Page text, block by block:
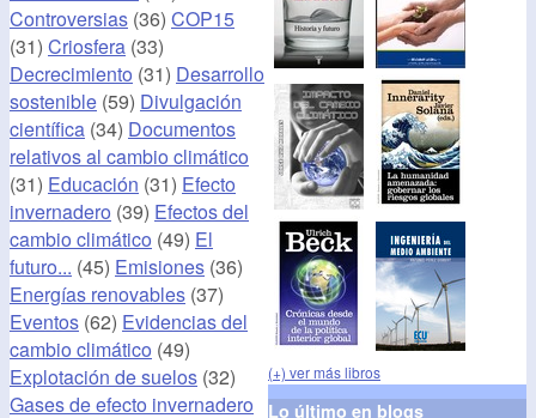
Controversias (36) COP15
(31) Criosfera (33)
Decrecimiento (31) Desarrollo
sostenible (59) Divulgación
científica (34) Documentos
relativos al cambio climático
(31) Educación (31) Efecto
invernadero (39) Efectos del
cambio climático (49) El
futuro... (45) Emisiones (36)
Energías renovables (37)
Eventos (62) Evidencias del
cambio climático (49)
Explotación de suelos (32)
Gases de efecto invernadero
(+) ver más libros
Lo último en blogs